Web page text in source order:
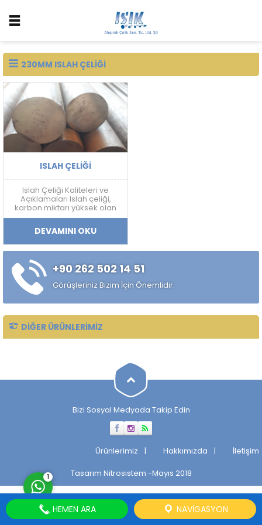
230MM ISLAH ÇELIĞI
ISLAH ÇELIĞI
Islah Çeliği Kaliteleri ve
Açıklamaları Islah çeliği,
karbon miktarı yüksek olan
ve sertleştirme işlemine
uygun olan çeliklerdir. Islah
çeliği, farklı alaşım
elementleri ile birleştirilerek
çeşitli kalitelerde üretilir. Bu
kaliteler, çeliklerin mekanik
özelliklerini, sertlik derinliğini,
korozyon direncini ve kaynak
kabiliyetini etkiler....
DEVAMINI OKU
+90 262 502 14 51
Görüşleriniz Bizim İçin Önemlidir.
DIĞER ÜRÜNLERIMIZ
Bizi Sosyal Medyada Takip Edin
Ürünlerimiz Hakkımızda
İletişim
Tasarım Nitrosistem -Mayıs 2018
Cevap Yaz
1
HEMEN ARA NAVIGASYON